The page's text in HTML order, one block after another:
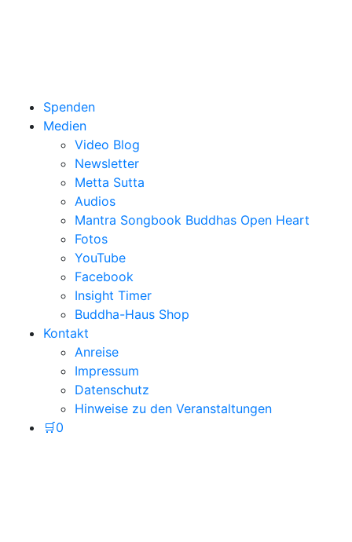
Spenden
Medien
Video Blog
Newsletter
Metta Sutta
Audios
Mantra Songbook Buddhas Open Heart
Fotos
YouTube
Facebook
Insight Timer
Buddha-Haus Shop
Kontakt
Anreise
Impressum
Datenschutz
Hinweise zu den Veranstaltungen
🛒0